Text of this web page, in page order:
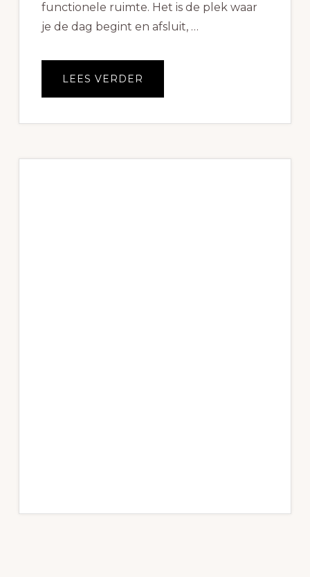
functionele ruimte. Het is de plek waar
je de dag begint en afsluit, …
LEES VERDER
OP
MAKEN,
HET